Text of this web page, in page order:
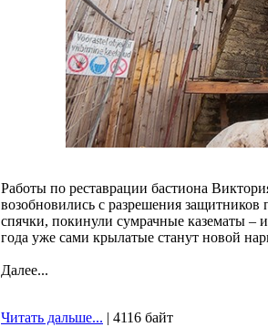
Работы по реставрации бастиона
возобновились с разрешения
спячки, покинули сумрачные казематы –
года уже сами крылатые станут новой
Далее...
Читать дальше... | 4116 байт